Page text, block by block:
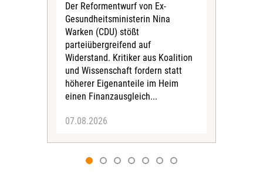
Der Reformentwurf von Ex-
Gesundheitsministerin Nina
Warken (CDU) stößt
parteiübergreifend auf
Widerstand. Kritiker aus Koalition
und Wissenschaft fordern statt
höherer Eigenanteile im Heim
einen Finanzausgleich...
07.08.2026